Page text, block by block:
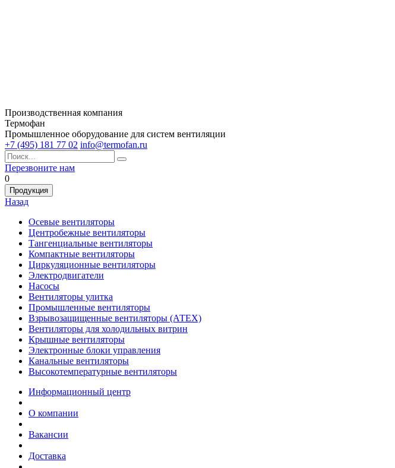
Производственная компания
Термофан
Промышленное оборудование для систем вентиляции
+7 (495) 181 77 02 info@termofan.ru
Перезвоните нам
0
Продукция
Назад
Осевые вентиляторы
Центробежные вентиляторы
Тангенциальные вентиляторы
Компактные вентиляторы
Циркуляционные вентиляторы
Электродвигатели
Насосы
Вентиляторы улитка
Промышленные вентиляторы
Взрывозащищенные вентиляторы (АТЕХ)
Вентиляторы для холодильных витрин
Крышные вентиляторы
Электронные блоки управления
Канальные вентиляторы
Высокотемпературные вентиляторы
Информационный центр
О компании
Вакансии
Доставка